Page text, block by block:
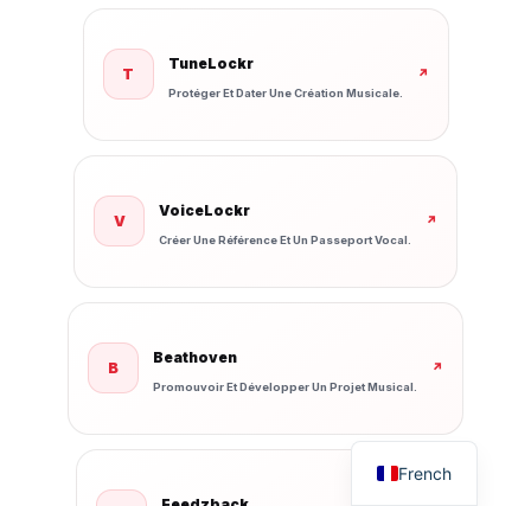
T
TuneLockr
Protéger Et Dater Une Création Musicale.
↗
V
VoiceLockr
Créer Une Référence Et Un Passeport Vocal.
↗
B
Beathoven
Promouvoir Et Développer Un Projet Musical.
↗
French